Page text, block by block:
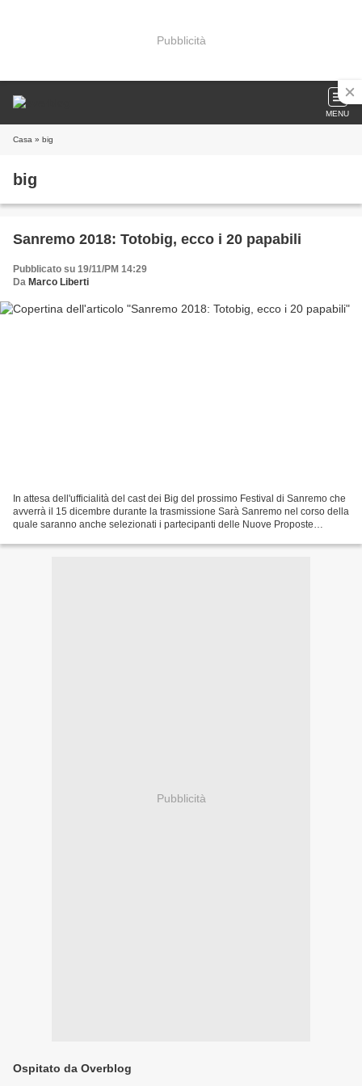
Pubblicità
MENU
Casa » big
big
Sanremo 2018: Totobig, ecco i 20 papabili
Pubblicato su 19/11/PM 14:29
Da Marco Liberti
In attesa dell'ufficialità del cast dei Big del prossimo Festival di Sanremo che
avverrà il 15 dicembre durante la trasmissione Sarà Sanremo nel corso della
quale saranno anche selezionati i partecipanti delle Nuove Proposte
Pubblicità
Ospitato da Overblog